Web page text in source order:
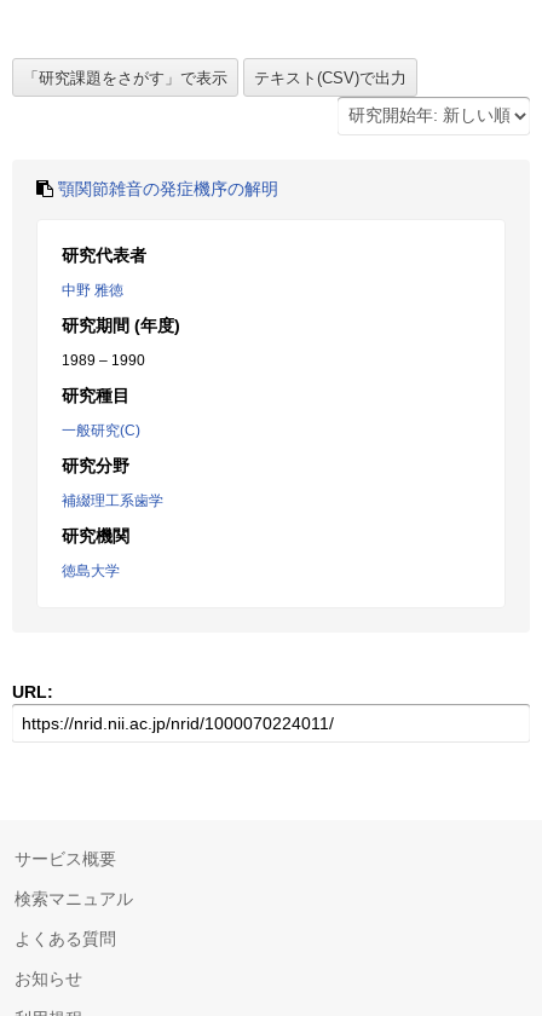
顎関節雑音の発症機序の解明
研究代表者
中野 雅徳
研究期間 (年度)
1989 – 1990
研究種目
一般研究(C)
研究分野
補綴理工系歯学
研究機関
徳島大学
URL:
サービス概要
検索マニュアル
よくある質問
お知らせ